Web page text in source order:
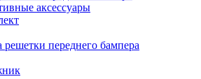
аксессуары
решетки переднего бампера